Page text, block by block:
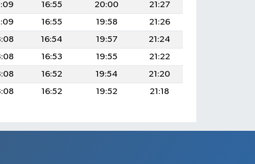
16:55 20:00
21:27
16:55 19:58
21:26
16:54 19:57
21:24
16:53 19:55
21:22
16:52 19:54
21:20
16:52 19:52 21:18